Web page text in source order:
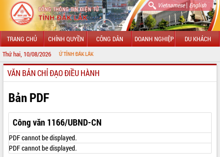
Vietnamese| English
TRANG CHỦ CHÍNH QUYỀN CÔNG DÂN DOANH NGHIỆP DU KHÁCH
Thứ hai, 10/08/2026
TIN ĐIỆN TỬ TỈNH ĐẮK LẮK
GIỚI THIỆU
LÃNH ĐẠO UBND TỈNH
TIN TỨC SỰ KIỆN
SỞ, BAN, NGÀNH
UBND CÁC XÃ, PHƯỜNG
VĂN BẢN CHỈ ĐẠO ĐIỀU HÀNH
Bản PDF
Công văn 1166/UBND-CN
PDF cannot be displayed.
PDF cannot be displayed.